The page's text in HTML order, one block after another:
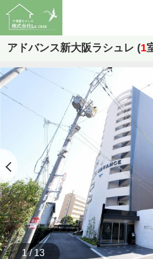
アドバンス新大阪ラシュレ (1
1 / 13